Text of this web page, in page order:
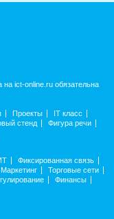
ict-online.ru обязательна
Проекты
IT класс
стенд
Фигура речи
Фиксированная связь
Маркетинг
Торговые сети
Финансы